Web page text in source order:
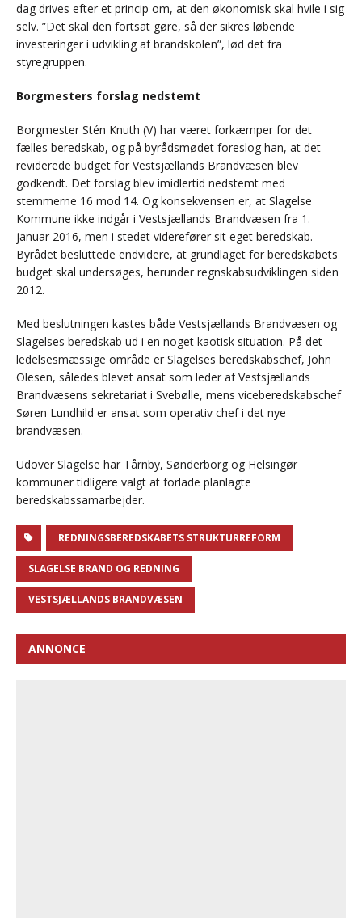
dag drives efter et princip om, at den økonomisk skal hvile i sig
selv. ”Det skal den fortsat gøre, så der sikres løbende
investeringer i udvikling af brandskolen”, lød det fra
styregruppen.
Borgmesters forslag nedstemt
Borgmester Stén Knuth (V) har været forkæmper for det
fælles beredskab, og på byrådsmødet foreslog han, at det
reviderede budget for Vestsjællands Brandvæsen blev
godkendt. Det forslag blev imidlertid nedstemt med
stemmerne 16 mod 14. Og konsekvensen er, at Slagelse
Kommune ikke indgår i Vestsjællands Brandvæsen fra 1.
januar 2016, men i stedet viderefører sit eget beredskab.
Byrådet besluttede endvidere, at grundlaget for beredskabets
budget skal undersøges, herunder regnskabsudviklingen siden
2012.
Med beslutningen kastes både Vestsjællands Brandvæsen og
Slagelses beredskab ud i en noget kaotisk situation. På det
ledelsesmæssige område er Slagelses beredskabschef, John
Olesen, således blevet ansat som leder af Vestsjællands
Brandvæsens sekretariat i Svebølle, mens viceberedskabschef
Søren Lundhild er ansat som operativ chef i det nye
brandvæsen.
Udover Slagelse har Tårnby, Sønderborg og Helsingør
kommuner tidligere valgt at forlade planlagte
beredskabssamarbejder.
REDNINGSBEREDSKABETS STRUKTURREFORM
SLAGELSE BRAND OG REDNING
VESTSJÆLLANDS BRANDVÆSEN
ANNONCE